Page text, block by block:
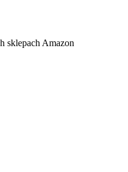
sklepach Amazon